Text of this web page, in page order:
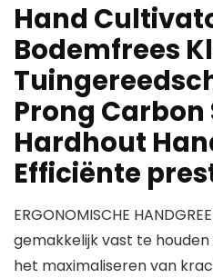
Hand
Bodemfrees
Prong Carbon
Hardhout
Efficiënte
ERGONOMISCHE
gemakkelijk vast te
het maximaliseren van